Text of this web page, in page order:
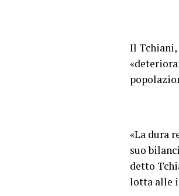
Il Tchiani,
«La dura
suo
detto
lotta alle